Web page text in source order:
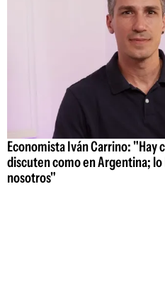
Economista Iván Carrino: "Hay
discuten como en Argentina;
nosotros"